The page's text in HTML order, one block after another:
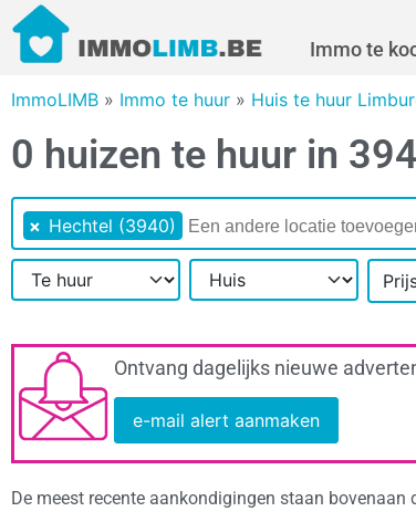
Immo te
ImmoLIMB » Immo te huur » Huis te huur
0 huizen te huur in
× Hechtel (3940)
Ontvang dagelijks nieuwe
e-mail alert aanmaken
De meest recente aankondigingen staan bovenaan